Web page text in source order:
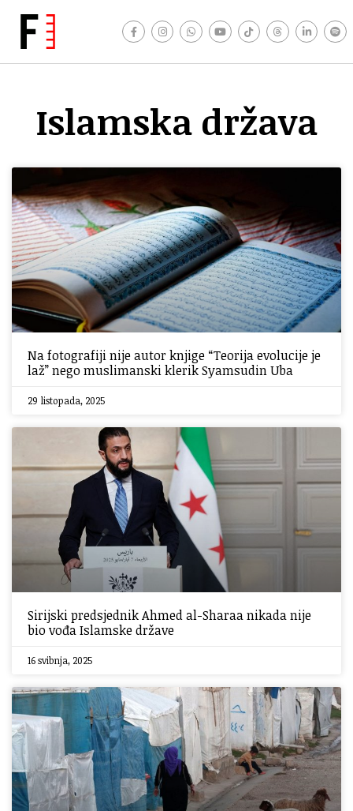
Islamska država
Na fotografiji nije autor knjige “Teorija evolucije je
laž” nego muslimanski klerik Syamsudin Uba
29 listopada, 2025
Sirijski predsjednik Ahmed al-Sharaa nikada nije
bio vođa Islamske države
16 svibnja, 2025